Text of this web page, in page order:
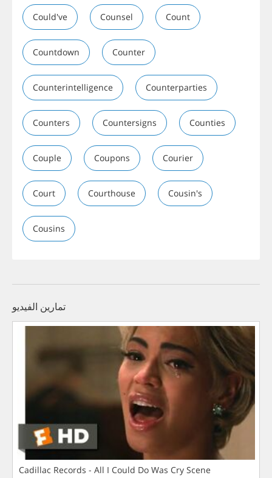
Could've Counsel Count
Countdown Counter
Counterintelligence Counterparties
Counters Countersigns Counties
Couple Coupons Courier
Court Courthouse Cousin's
Cousins
تمارين الفيديو
Cadillac Records - All I Could Do Was Cry Scene